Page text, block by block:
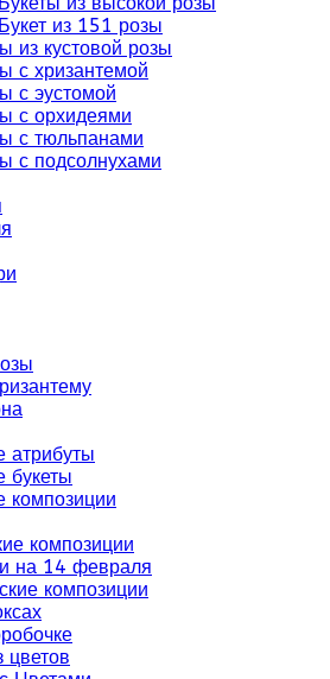
Букет из 151 розы
из кустовой розы
с хризантемой
с эустомой
с орхидеями
с тюльпанами
с подсолнухами
атрибуты
букеты
композиции
композиции
на 14 февраля
композиции
цветов